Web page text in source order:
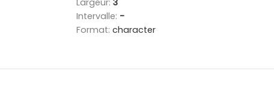
Intervalle: -
Format: character